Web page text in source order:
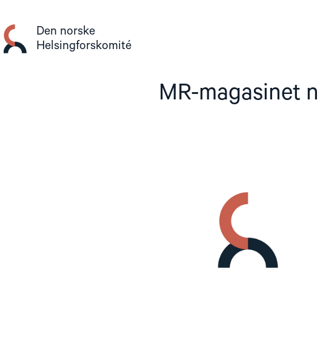
innhold
Den norske
Helsingforskomité
MR-magasinet